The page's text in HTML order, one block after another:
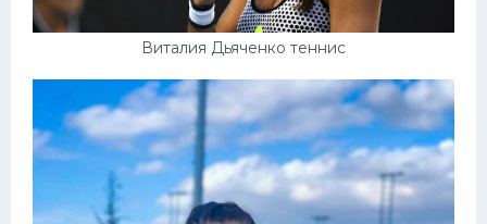
Виталия Дьяченко теннис